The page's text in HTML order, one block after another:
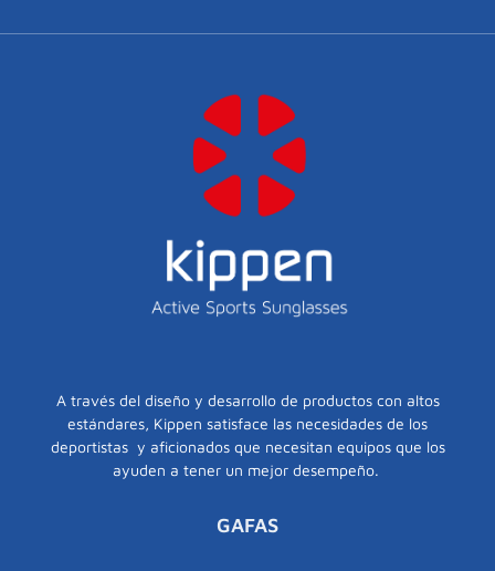
A través del diseño y desarrollo de productos con altos
estándares, Kippen satisface las necesidades de los
deportistas y aficionados que necesitan equipos que los
ayuden a tener un mejor desempeño.
GAFAS